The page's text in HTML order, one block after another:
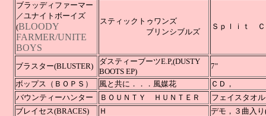
ブラッディファーマー
／ユナイトボーイズ
(BLOODY
FARMER/UNITE
BOYS
スティックトゥワンズ
ブリンシブルズ
Ｓｐ
ブラスター(BLUSTER)
ダスティーブーツE.P,(DUSTY
BOOTS EP)
7"
ボップス（ＢＯＰＳ）
風と共に．．．風媒花
Ｃ
バウンティーハンター
ＢＯＵＮＴＹ ＨＵＮＴＥＲ
フェイスタオ
ブレイセス(BRACES)
Ｈ
デモ，３曲